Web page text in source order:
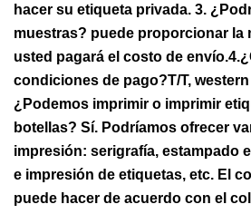
hacer su etiqueta privada. 3.
muestras? puede proporcionar la
usted pagará el costo de
condiciones de pago?T/T,
¿Podemos imprimir o imprimir
botellas? Sí. Podríamos ofrecer
impresión: serigrafía, estampado
e impresión de etiquetas, etc. El
puede hacer de acuerdo con el